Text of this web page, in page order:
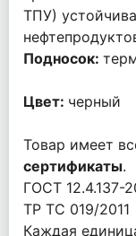
ТПУ)
Подносок:
Цвет: черный
Товар имеет
сертификаты.
ГОСТ 12.4.137-
ТР ТС 019/2011
Каждая